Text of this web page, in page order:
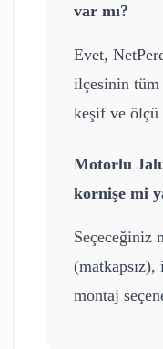
var mı?
Evet,
ilçesinin tüm
keşif ve ölçü
Motorlu
kornişe mi
Seçeceğiniz
montaj